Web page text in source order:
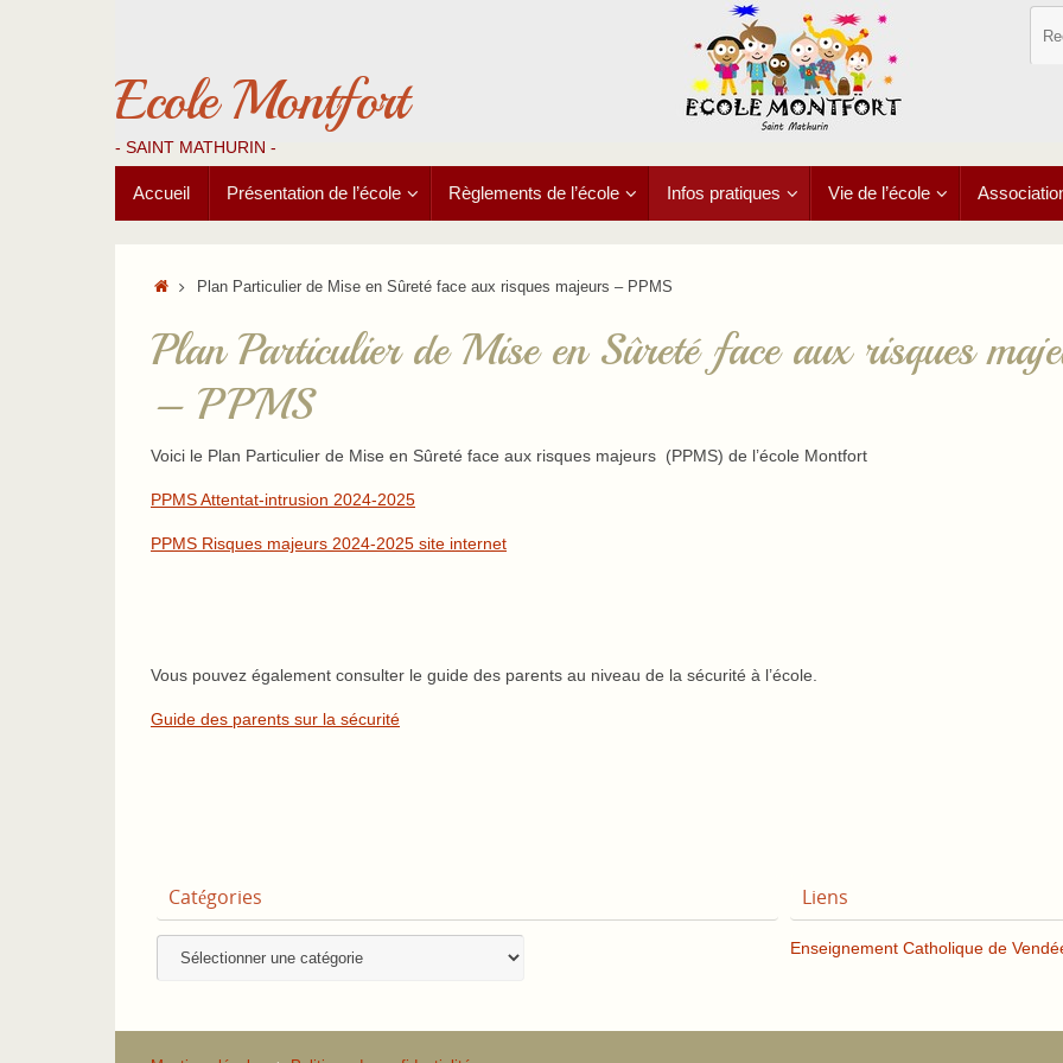
Ecole Montfort
- SAINT MATHURIN -
contenu
Accueil Présentation de l’école Règlements de l’école Infos pratiques Vie de l’école
AccueilPlan Particulier de Mise en Sûreté face aux risques majeurs – PPMS
Plan Particulier de Mise en Sûreté face aux risques
– PPMS
Voici le Plan Particulier de Mise en Sûreté face aux risques majeurs (PPMS) de l’école Montfort
PPMS Attentat-intrusion 2024-2025
PPMS Risques majeurs 2024-2025 site internet
Vous pouvez également consulter le guide des parents au niveau de la sécurité à l’école.
Guide des parents sur la sécurité
Catégories Liens
Enseignement Catholique de